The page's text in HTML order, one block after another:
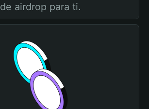
de airdrop para ti.